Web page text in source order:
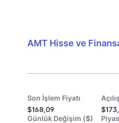
AMT Hisse ve
Son İşlem Fiyatı
$168,09
Günlük Değişim ($)